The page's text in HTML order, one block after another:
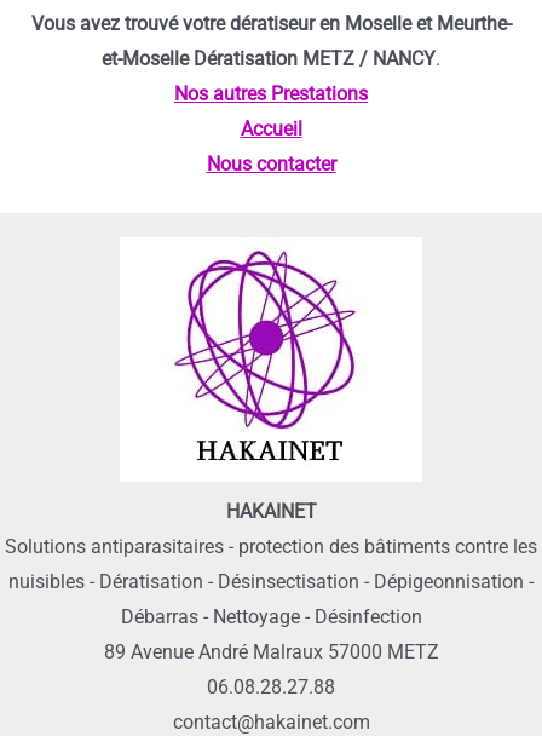
Vous avez trouvé votre dératiseur en Moselle et Meurthe-
et-Moselle Dératisation METZ / NANCY.
Nos autres Prestations
Accueil
Nous contacter
HAKAINET
Solutions antiparasitaires - protection des bâtiments contre les
nuisibles - Dératisation - Désinsectisation - Dépigeonnisation -
Débarras - Nettoyage - Désinfection
89 Avenue André Malraux 57000 METZ
06.08.28.27.88
contact@hakainet.com